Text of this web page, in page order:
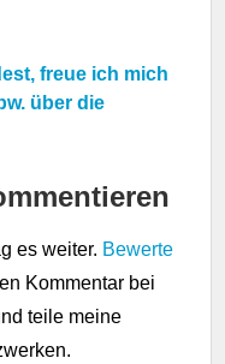
freue ich mich
über die
es weiter. Bewerte
Kommentar bei
teile meine